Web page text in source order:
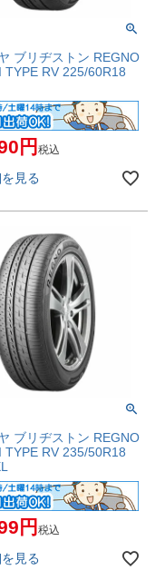
ブリヂストン REGNO
TYPE RV 225/60R18
税込
見る
ブリヂストン REGNO
TYPE RV 235/50R18
税込
見る